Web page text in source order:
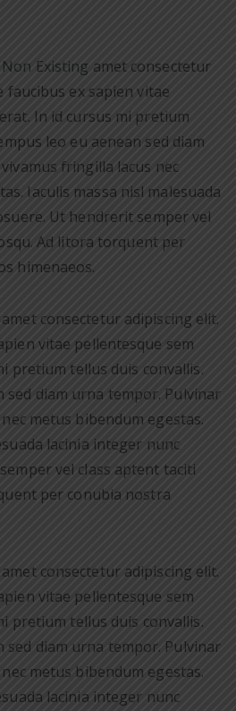
Non Existing amet consectetur
faucibus ex sapien vitae
In id cursus mi pretium
leo eu aenean sed diam
fringilla lacus nec
Iaculis massa nisl malesuada
Ut hendrerit semper vel
Ad litora torquent per
himenaeos.
consectetur adipiscing elit.
vitae pellentesque sem
pretium tellus duis convallis.
sed diam urna tempor. Pulvinar
metus bibendum egestas.
lacinia integer nunc
vel class aptent taciti
per conubia nostra
consectetur adipiscing elit.
vitae pellentesque sem
pretium tellus duis convallis.
sed diam urna tempor. Pulvinar
metus bibendum egestas.
lacinia integer nunc